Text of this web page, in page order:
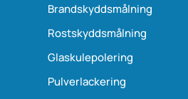
Brandskyddsmålning
Rostskyddsmålning
Glaskulepolering
Pulverlackering